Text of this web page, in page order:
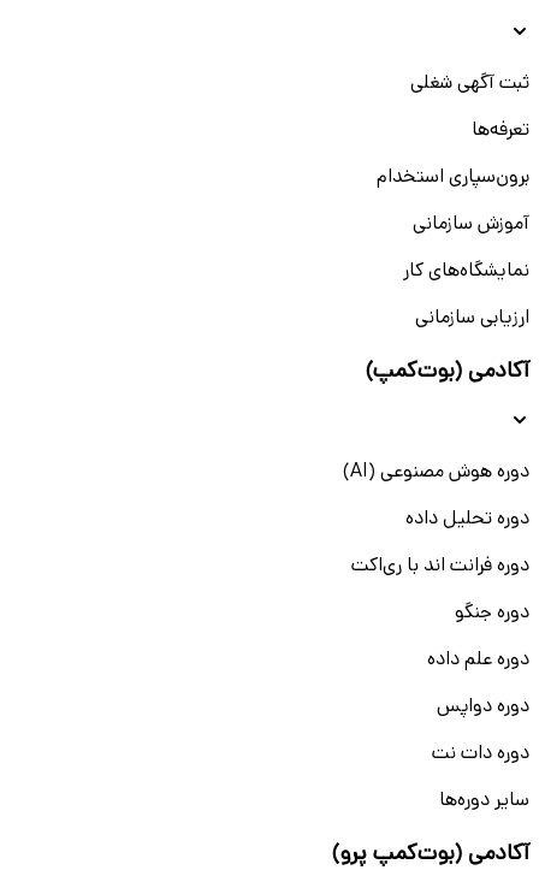
ثبت آگهی شغلی
تعرفه‌ها
برون‌سپاری استخدام
آموزش سازمانی
نمایشگاه‌های کار
ارزیابی سازمانی
آکادمی (بوت‌کمپ)
دوره هوش مصنوعی (AI)
دوره تحلیل داده
دوره فرانت اند با ری‌اکت
دوره جنگو
دوره علم داده
دوره دواپس
دوره دات نت
سایر دوره‌ها
آکادمی (بوت‌کمپ پرو)